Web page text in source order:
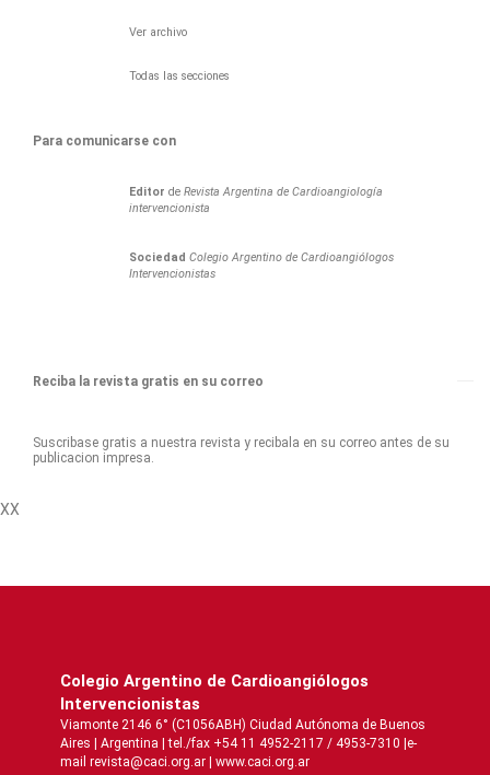
Ver archivo
Todas las secciones
Para comunicarse con
Editor deRevista Argentina de Cardioangiología
intervencionista
Sociedad Colegio Argentino de Cardioangiólogos
Intervencionistas
Reciba la revista gratis en su correo
Suscribase gratis a nuestra revista y recibala en su correo antes de su
publicacion impresa.
XX
Colegio Argentino de Cardioangiólogos
Intervencionistas
Viamonte 2146 6° (C1056ABH) Ciudad Autónoma de Buenos
Aires | Argentina | tel./fax +54 11 4952-2117 / 4953-7310 |e-
mail revista@caci.org.ar | www.caci.org.ar